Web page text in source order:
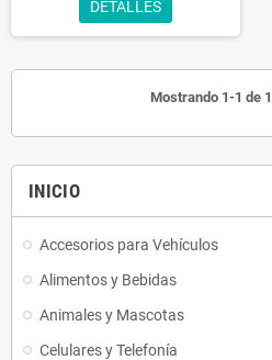
INICIO
Accesorios para Vehículos
Alimentos y Bebidas
Animales y Mascotas
Celulares y Telefonía
DETALLES
Mostrando 1-1 de